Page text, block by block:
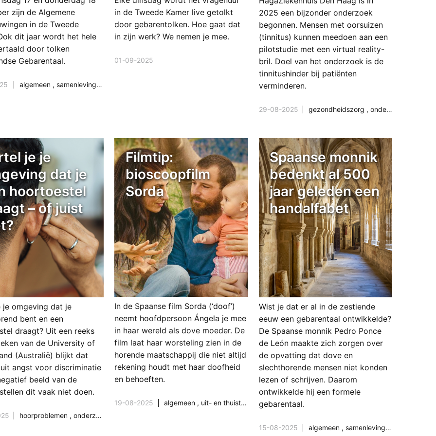
zijn de Algemene
in de Tweede
dit jaar wordt het hele
door tolken
Gebarentaal.
algemeen , samenleving & maatschappij
in de Tweede Kamer live getolkt
door gebarentolken. Hoe gaat dat
in zijn werk? We nemen je mee.
01-09-2025
2025 een bijzonder onderzoek
begonnen. Mensen met oorsuizen
(tinnitus) kunnen meedoen aan een
pilotstudie met een virtual reality-
bril. Doel van het onderzoek is de
tinnitushinder bij patiënten
verminderen.
29-08-2025 gezondheidszorg , onderzoek & wetenschap
je je
dat je
hoortoestel
– of juist
je omgeving dat je
bent en een
draagt? Uit een reeks
van de University of
(Australië) blijkt dat
angst voor discriminatie
beeld van de
dit vaak niet doen.
hoorproblemen ,onderzoek & wetenschap
Filmtip:
bioscoopfilm
Sorda
In de Spaanse film Sorda (‘doof’)
neemt hoofdpersoon Ángela je mee
in haar wereld als dove moeder. De
film laat haar worsteling zien in de
horende maatschappij die niet altijd
rekening houdt met haar doofheid
en behoeften.
19-08-2025 algemeen , uit- en thuistips
Spaanse monnik
bedenkt al 500
jaar geleden een
handalfabet
Wist je dat er al in de zestiende
eeuw een gebarentaal ontwikkelde?
De Spaanse monnik Pedro Ponce
de León maakte zich zorgen over
de opvatting dat dove en
slechthorende mensen niet konden
lezen of schrijven. Daarom
ontwikkelde hij een formele
gebarentaal.
15-08-2025 algemeen , samenleving & maatschappij